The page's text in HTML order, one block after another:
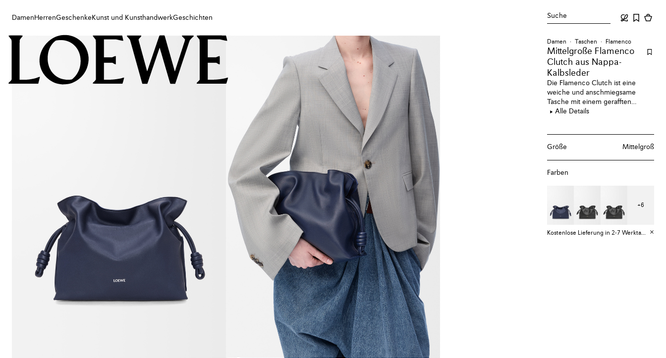
Damen HerrenGeschenke Kunst und KunsthandwerkGeschichten Suche
Damen
Geschenke
Kunst und Kunsthandwerk
Damen Taschen Flamenco
Mittelgroße Flamenco
Clutch aus Nappa-
Kalbsleder
Die Flamenco Clutch ist eine
weiche und anschmiegsame
Tasche mit einem gerafften
Verschluss und historischen
gefertigt.
Alle Details
Größe Mittelgroß
Farben
+6
Kostenlose Lieferung in 2-7 Werktagen